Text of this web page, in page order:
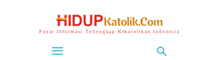
Pusat Informasi Terlengkap Kekatolikan Indonesia